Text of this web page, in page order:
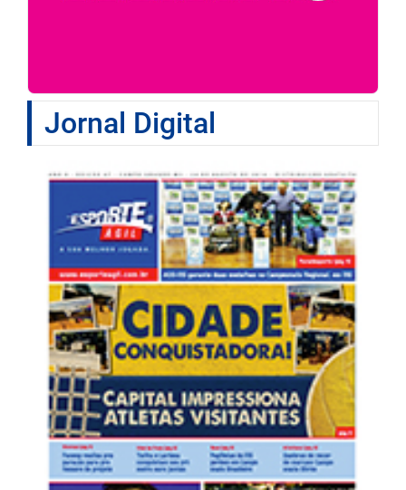
Jornal Digital